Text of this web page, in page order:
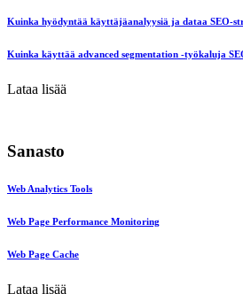
Kuinka hyödyntää käyttäjäanalyysiä ja dataa SEO-
Kuinka käyttää advanced segmentation -työkaluja
Lataa lisää
Sanasto
Web Analytics Tools
Web Page Performance Monitoring
Web Page Cache
Lataa lisää